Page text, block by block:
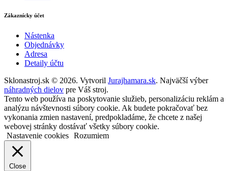
Zákaznícky účet
Nástenka
Objednávky
Adresa
Detaily účtu
Sklonastroj.sk © 2026. Vytvoril Jurajhamara.sk. Najväčší výber
náhradných dielov pre Váš stroj.
Tento web používa na poskytovanie služieb, personalizáciu reklám a
analýzu návštevnosti súbory cookie. Ak budete pokračovať bez
vykonania zmien nastavení, predpokladáme, že chcete z našej
webovej stránky dostávať všetky súbory cookie.
Nastavenie cookies Rozumiem
Close